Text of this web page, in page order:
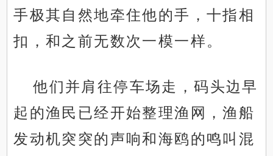
手极其自然地牵住他的手，十指相
扣，和之前无数次一模一样。
他们并肩往停车场走，码头边早
起的渔民已经开始整理渔网，渔船
发动机突突的声响和海鸥的鸣叫混